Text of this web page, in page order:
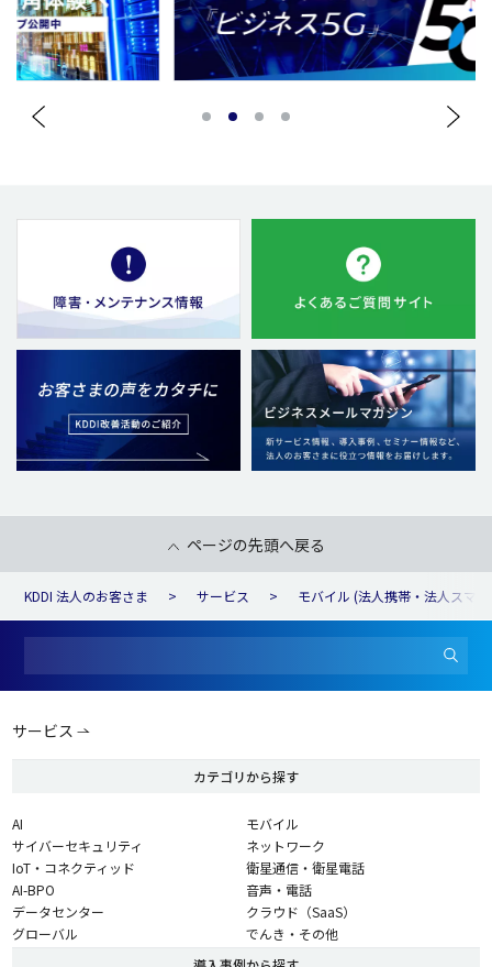
ページの先頭へ戻る
KDDI 法人のお客さま サービス モバイル (法人携帯・法人スマ
サービス
カテゴリから探す
AI
サイバーセキュリティ
IoT・コネクティッド
AI-BPO
データセンター
グローバル
モバイル
ネットワーク
衛星通信・衛星電話
音声・電話
クラウド（SaaS）
でんき・その他